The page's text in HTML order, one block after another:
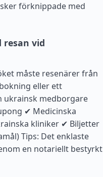
förknippade med
resan vid
måste resenärer från
eller ett
ukrainsk medborgare
✔ Medicinska
kliniker ✔ Biljetter
Tips: Det enklaste
en notariellt bestyrkt